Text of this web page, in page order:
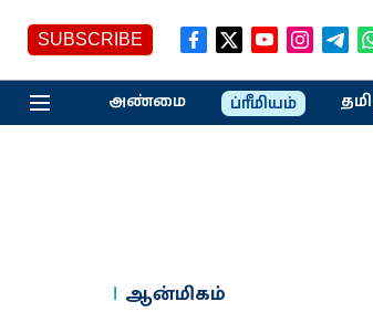
SUBSCRIBE
அண்மை ப்ரீமியம்
ஆன்மிகம்